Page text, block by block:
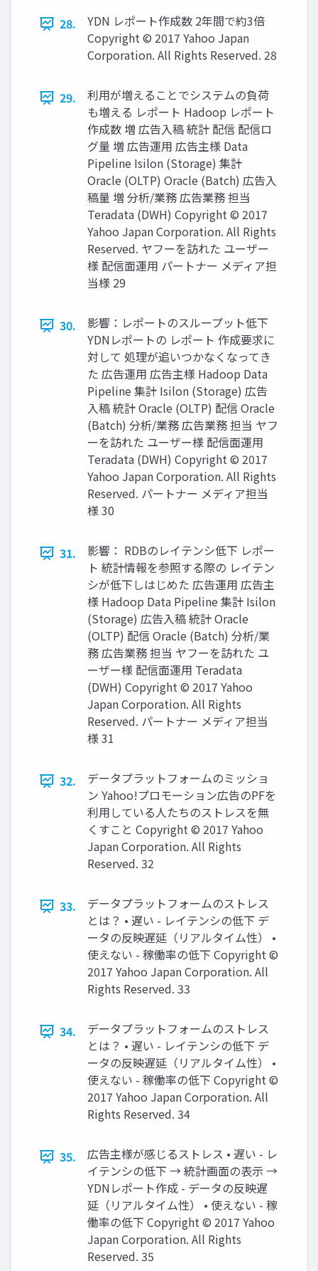
28.
YDN レポート作成数 2年間で約3倍
Copyright © 2017 Yahoo Japan
Corporation. All Rights Reserved. 28
29.
利用が増えることでシステムの負荷
も増える レポート Hadoop レポート
作成数 増 広告入稿 統計 配信 配信ロ
グ量 増 広告運用 広告主様 Data
Pipeline Isilon (Storage) 集計
Oracle (OLTP) Oracle (Batch) 広告入
稿量 増 分析/業務 広告業務 担当
Teradata (DWH) Copyright © 2017
Yahoo Japan Corporation. All Rights
Reserved. ヤフーを訪れた ユーザー
様 配信面運用 パートナー メディア担
当様 29
30.
影響：レポートのスループット低下
YDNレポートの レポート 作成要求に
対して 処理が追いつかなくなってき
た 広告運用 広告主様 Hadoop Data
Pipeline 集計 Isilon (Storage) 広告
入稿 統計 Oracle (OLTP) 配信 Oracle
(Batch) 分析/業務 広告業務 担当 ヤフ
ーを訪れた ユーザー様 配信面運用
Teradata (DWH) Copyright © 2017
Yahoo Japan Corporation. All Rights
Reserved. パートナー メディア担当
様 30
31.
影響： RDBのレイテンシ低下 レポー
ト 統計情報を参照する際の レイテン
シが低下しはじめた 広告運用 広告主
様 Hadoop Data Pipeline 集計 Isilon
(Storage) 広告入稿 統計 Oracle
(OLTP) 配信 Oracle (Batch) 分析/業
務 広告業務 担当 ヤフーを訪れた ユ
ーザー様 配信面運用 Teradata
(DWH) Copyright © 2017 Yahoo
Japan Corporation. All Rights
Reserved. パートナー メディア担当
様 31
32.
データプラットフォームのミッショ
ン Yahoo!プロモーション広告のPFを
利用している人たちのストレスを無
くすこと Copyright © 2017 Yahoo
Japan Corporation. All Rights
Reserved. 32
33.
データプラットフォームのストレス
とは？ • 遅い - レイテンシの低下 デ
ータの反映遅延（リアルタイム性） •
使えない - 稼働率の低下 Copyright ©
2017 Yahoo Japan Corporation. All
Rights Reserved. 33
34.
データプラットフォームのストレス
とは？ • 遅い - レイテンシの低下 デ
ータの反映遅延（リアルタイム性） •
使えない - 稼働率の低下 Copyright ©
2017 Yahoo Japan Corporation. All
Rights Reserved. 34
35.
広告主様が感じるストレス • 遅い - レ
イテンシの低下 → 統計画面の表示 →
YDNレポート作成 - データの反映遅
延（リアルタイム性） • 使えない - 稼
働率の低下 Copyright © 2017 Yahoo
Japan Corporation. All Rights
Reserved. 35